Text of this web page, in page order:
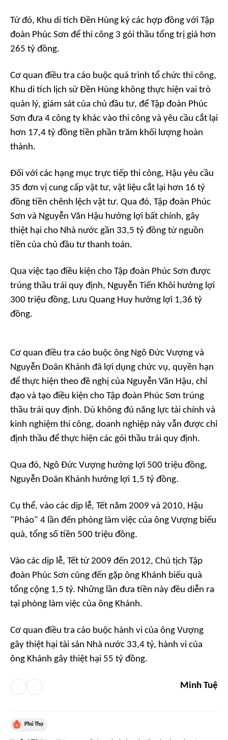
Từ đó, Khu di tích Đền Hùng ký các hợp đồng với Tập
đoàn Phúc Sơn để thi công 3 gói thầu tổng trị giá hơn
265 tỷ đồng.
Cơ quan điều tra cáo buộc quá trình tổ chức thi công,
Khu di tích lịch sử Đền Hùng không thực hiện vai trò
quản lý, giám sát của chủ đầu tư, để Tập đoàn Phúc
Sơn đưa 4 công ty khác vào thi công và yêu cầu cắt lại
hơn 17,4 tỷ đồng tiền phần trăm khối lượng hoàn
thành.
Đối với các hạng mục trực tiếp thi công, Hậu yêu cầu
35 đơn vị cung cấp vật tư, vật liệu cắt lại hơn 16 tỷ
đồng tiền chênh lệch vật tư. Qua đó, Tập đoàn Phúc
Sơn và Nguyễn Văn Hậu hưởng lợi bất chính, gây
thiệt hại cho Nhà nước gần 33,5 tỷ đồng từ nguồn
tiền của chủ đầu tư thanh toán.
Qua việc tạo điều kiện cho Tập đoàn Phúc Sơn được
trúng thầu trái quy định, Nguyễn Tiến Khôi hưởng lợi
300 triệu đồng, Lưu Quang Huy hưởng lợi 1,36 tỷ
đồng.
Cơ quan điều tra cáo buộc ông Ngô Đức Vượng và
Nguyễn Doãn Khánh đã lợi dụng chức vụ, quyền hạn
để thực hiện theo đề nghị của Nguyễn Văn Hậu, chỉ
đạo và tạo điều kiện cho Tập đoàn Phúc Sơn trúng
thầu trái quy định. Dù không đủ năng lực tài chính và
kinh nghiệm thi công, doanh nghiệp này vẫn được chỉ
định thầu để thực hiện các gói thầu trái quy định.
Qua đó, Ngô Đức Vượng hưởng lợi 500 triệu đồng,
Nguyễn Doãn Khánh hưởng lợi 1,5 tỷ đồng.
Cụ thể, vào các dịp lễ, Tết năm 2009 và 2010, Hậu
"Pháo" 4 lần đến phòng làm việc của ông Vượng biếu
quà, tổng số tiền 500 triệu đồng.
Vào các dịp lễ, Tết từ 2009 đến 2012, Chủ tịch Tập
đoàn Phúc Sơn cũng đến gặp ông Khánh biếu quà
tổng cộng 1,5 tỷ. Những lần đưa tiền này đều diễn ra
tại phòng làm việc của ông Khánh.
Cơ quan điều tra cáo buộc hành vi của ông Vượng
gây thiệt hại tài sản Nhà nước 33,4 tỷ, hành vi của
ông Khánh gây thiệt hại 55 tỷ đồng.
Minh Tuệ
Phú Thọ